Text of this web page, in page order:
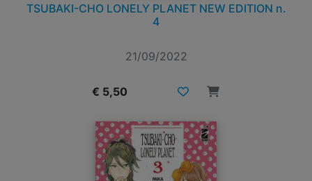
TSUBAKI-CHO LONELY PLANET NEW EDITION n.
4
21/09/2022
€ 5,50